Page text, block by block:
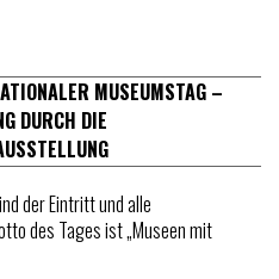
MUSEUMSTAG –
DURCH DIE
der Eintritt und alle
des Tages ist „Museen mit